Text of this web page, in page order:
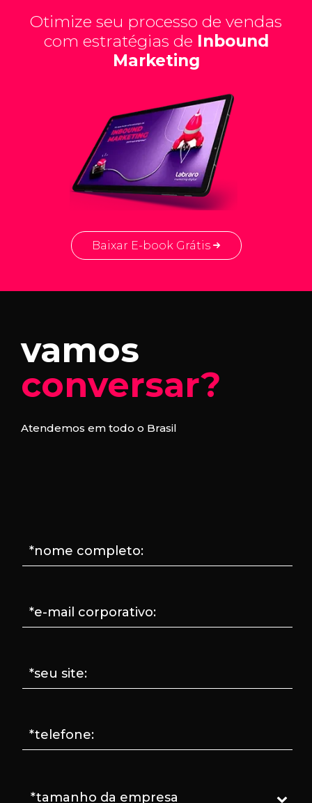
Otimize seu processo de vendas
com estratégias de Inbound
Marketing
Baixar E-book Grátis
vamos
conversar?
Atendemos em todo o Brasil
*nome completo:
*e-mail corporativo:
*seu site:
*telefone: